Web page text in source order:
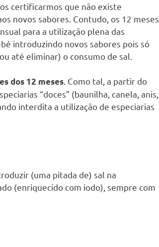
certificarmos que não existe
novos sabores. Contudo, os 12 meses
para a utilização plena das
introduzindo novos sabores pois só
até eliminar) o consumo de sal.
dos 12 meses. Como tal, a partir do
“doces” (baunilha, canela, anis,
interdita a utilização de especiarias
(uma pitada de) sal na
(enriquecido com iodo), sempre com